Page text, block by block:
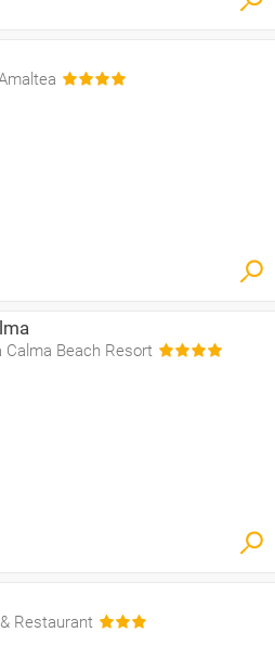
Calma Beach Resort
Restaurant